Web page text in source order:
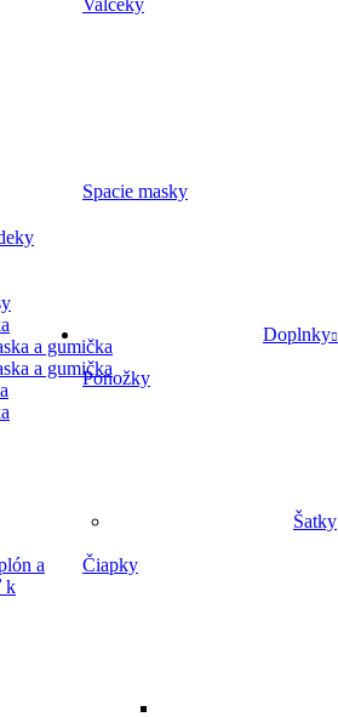
Valčeky
Spacie masky
Ponožky
Čiapky
a gumička
a gumička
a
k
Doplnky
Šatky